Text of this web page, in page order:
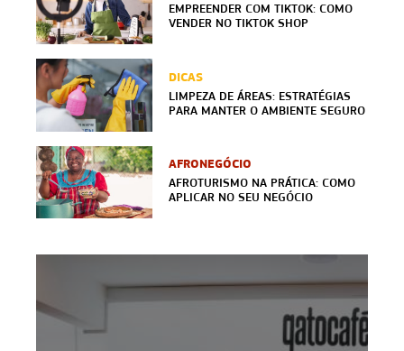
EMPREENDER COM TIKTOK: COMO
VENDER NO TIKTOK SHOP
DICAS
LIMPEZA DE ÁREAS: ESTRATÉGIAS
PARA MANTER O AMBIENTE SEGURO
AFRONEGÓCIO
AFROTURISMO NA PRÁTICA: COMO
APLICAR NO SEU NEGÓCIO